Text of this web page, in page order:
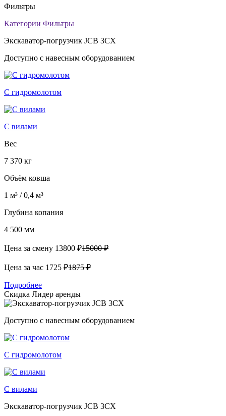
Фильтры
Категории Фильтры
Экскаватор-погрузчик JCB 3CX
Доступно с навесным оборудованием
С гидромолотом
С вилами
Вес
7 370 кг
Объём ковша
1 м³ / 0,4 м³
Глубина копания
4 500 мм
Цена за смену 13800 ₽15000 ₽
Цена за час 1725 ₽1875 ₽
Подробнее
Скидка Лидер аренды
Доступно с навесным оборудованием
С гидромолотом
С вилами
Экскаватор-погрузчик JCB 3CX